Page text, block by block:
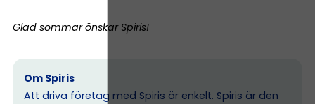
Glad sommar önskar Spiris!
Om Spiris
Att driva företag med Spiris är enkelt. Spiris är den